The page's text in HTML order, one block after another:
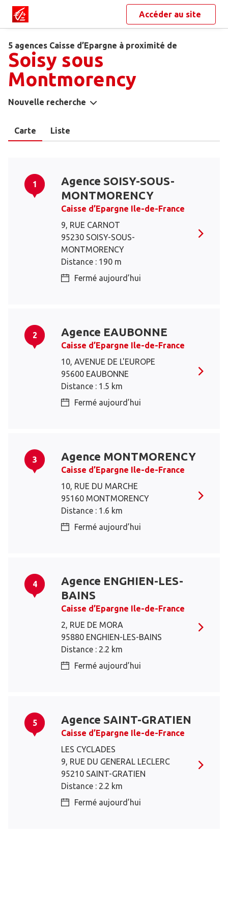
Accéder au site
5 agences Caisse d’Epargne à proximité de
Soisy sous
Montmorency
Nouvelle recherche
Carte Liste
1
Agence SOISY-SOUS-
MONTMORENCY
Caisse d’Epargne Ile-de-France
9, RUE CARNOT
95230 SOISY-SOUS-
MONTMORENCY
Distance : 190 m
Fermé aujourd’hui
2 Agence EAUBONNE
Caisse d’Epargne Ile-de-France
10, AVENUE DE L'EUROPE
95600 EAUBONNE
Distance : 1.5 km
Fermé aujourd’hui
3 Agence MONTMORENCY
Caisse d’Epargne Ile-de-France
10, RUE DU MARCHE
95160 MONTMORENCY
Distance : 1.6 km
Fermé aujourd’hui
4
Agence ENGHIEN-LES-
BAINS
Caisse d’Epargne Ile-de-France
2, RUE DE MORA
95880 ENGHIEN-LES-BAINS
Distance : 2.2 km
Fermé aujourd’hui
5 Agence SAINT-GRATIEN
Caisse d’Epargne Ile-de-France
LES CYCLADES
9, RUE DU GENERAL LECLERC
95210 SAINT-GRATIEN
Distance : 2.2 km
Fermé aujourd’hui